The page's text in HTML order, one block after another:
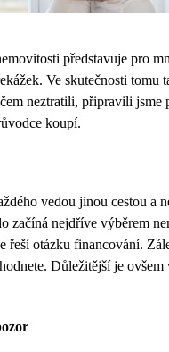
představuje pro
Ve skutečnosti tomu
neztratili, připravili jsme
koupí.
vedou jinou cestou a
začíná nejdříve výběrem
řeší otázku financování.
Důležitější je ovšem